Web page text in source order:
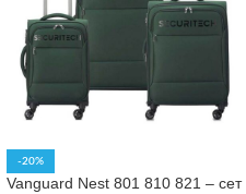
-20%
Vanguard Nest 801 810 821 – сет